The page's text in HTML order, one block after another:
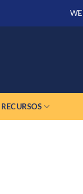
RECURSOS